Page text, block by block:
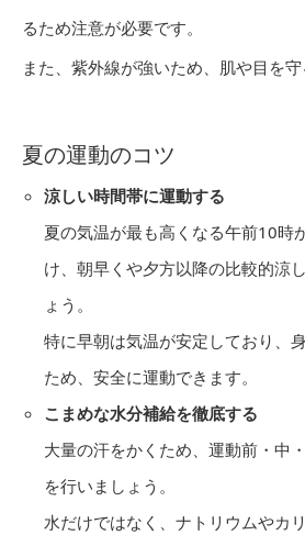
るため注意が必要です。
また、紫外線が強いため、肌や目を守
夏の運動のコツ
涼しい時間帯に運動する
夏の気温が最も高くなる午前10時
け、朝早くや夕方以降の比較的涼
ょう。
特に早朝は気温が安定しており、
ため、安全に運動できます。
こまめな水分補給を徹底する
大量の汗をかくため、運動前・中
を行いましょう。
水だけではなく、ナトリウムやカ